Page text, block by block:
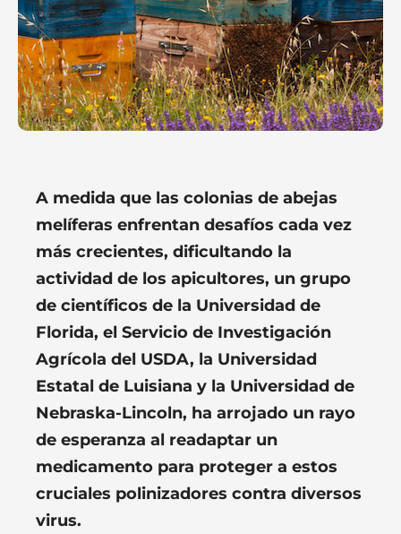
A medida que las colonias de abejas
melíferas enfrentan desafíos cada vez
más crecientes, dificultando la
actividad de los apicultores, un grupo
de científicos de la Universidad de
Florida, el Servicio de Investigación
Agrícola del USDA, la Universidad
Estatal de Luisiana y la Universidad de
Nebraska-Lincoln, ha arrojado un rayo
de esperanza al readaptar un
medicamento para proteger a estos
cruciales polinizadores contra diversos
virus.